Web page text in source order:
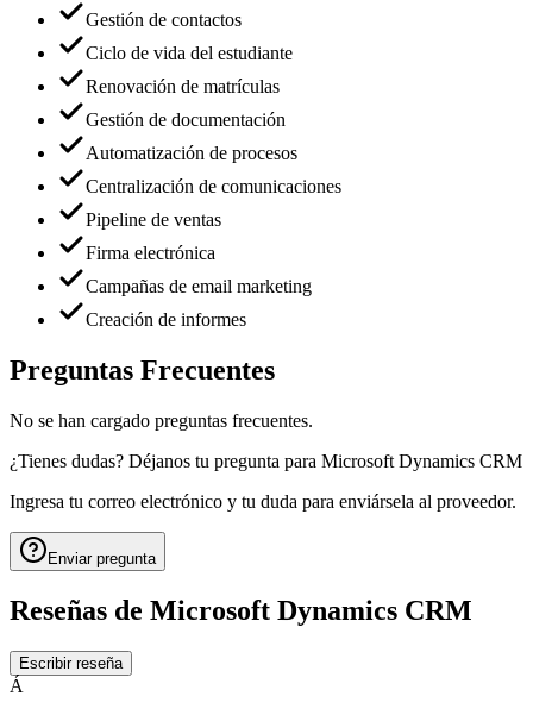
Gestión de contactos
Ciclo de vida del estudiante
Renovación de matrículas
Gestión de documentación
Automatización de procesos
Centralización de comunicaciones
Pipeline de ventas
Firma electrónica
Campañas de email marketing
Creación de informes
Preguntas Frecuentes
No se han cargado preguntas frecuentes.
¿Tienes dudas? Déjanos tu pregunta para Microsoft Dynamics CRM
Ingresa tu correo electrónico y tu duda para enviársela al proveedor.
Enviar pregunta
Reseñas de Microsoft Dynamics CRM
Escribir reseña
Á